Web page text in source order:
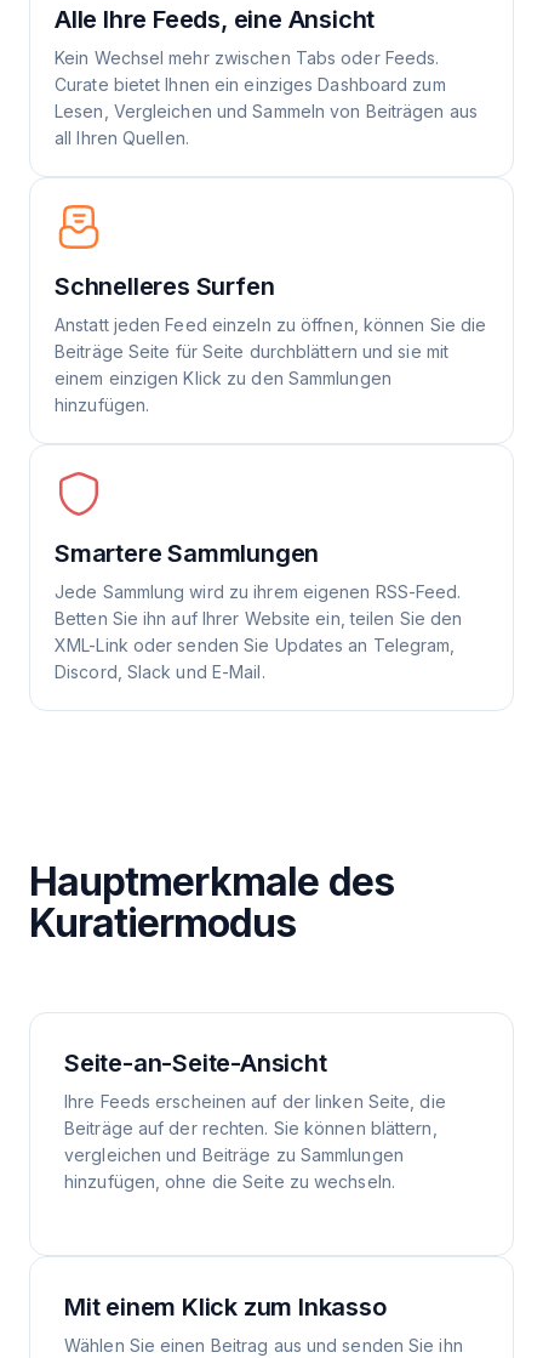
Alle Ihre Feeds, eine Ansicht
Kein Wechsel mehr zwischen Tabs oder Feeds.
Curate bietet Ihnen ein einziges Dashboard zum
Lesen, Vergleichen und Sammeln von Beiträgen aus
all Ihren Quellen.
Schnelleres Surfen
Anstatt jeden Feed einzeln zu öffnen, können Sie die
Beiträge Seite für Seite durchblättern und sie mit
einem einzigen Klick zu den Sammlungen
hinzufügen.
Smartere Sammlungen
Jede Sammlung wird zu ihrem eigenen RSS-Feed.
Betten Sie ihn auf Ihrer Website ein, teilen Sie den
XML-Link oder senden Sie Updates an Telegram,
Discord, Slack und E-Mail.
Hauptmerkmale des
Kuratiermodus
Seite-an-Seite-Ansicht
Ihre Feeds erscheinen auf der linken Seite, die
Beiträge auf der rechten. Sie können blättern,
vergleichen und Beiträge zu Sammlungen
hinzufügen, ohne die Seite zu wechseln.
Mit einem Klick zum Inkasso
Wählen Sie einen Beitrag aus und senden Sie ihn